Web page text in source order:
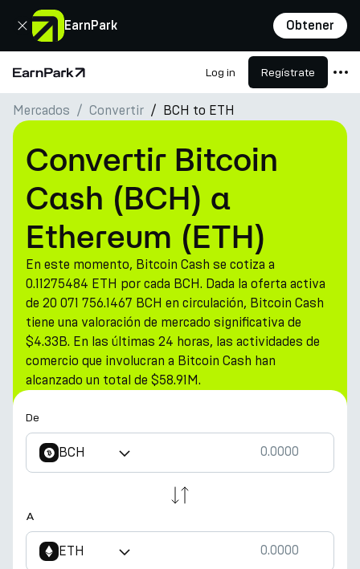
EarnPark Obtener
Cerrar
Página de inicio Log in Regístrate
Productos
Mercados
Calculadoras
PARK Token
Recursos
Compañía
Mercados Convertir BCH to ETH
Convertir Bitcoin
Cash (BCH) a
Ethereum (ETH)
En este momento, Bitcoin Cash se cotiza a
0.11275484 ETH por cada BCH. Dada la oferta activa
de 20 071 756.1467 BCH en circulación, Bitcoin Cash
tiene una valoración de mercado significativa de
$4.33B. En las últimas 24 horas, las actividades de
comercio que involucran a Bitcoin Cash han
alcanzado un total de $58.91M.
De
BCH
A
ETH